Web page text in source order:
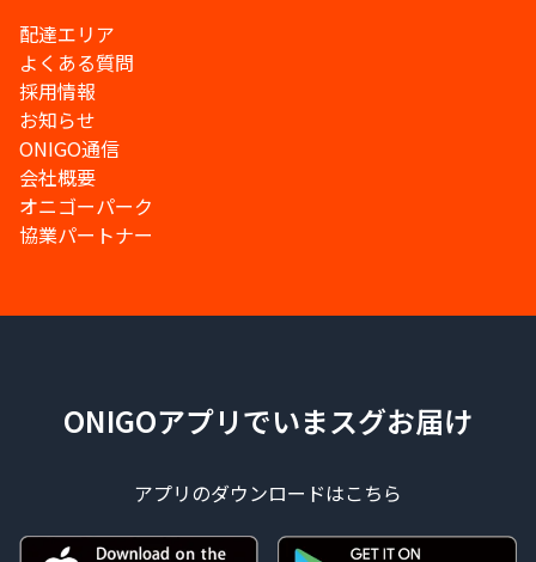
配達エリア
よくある質問
採用情報
お知らせ
ONIGO通信
会社概要
オニゴーパーク
協業パートナー
ONIGOアプリでいまスグお届け
アプリのダウンロードはこちら